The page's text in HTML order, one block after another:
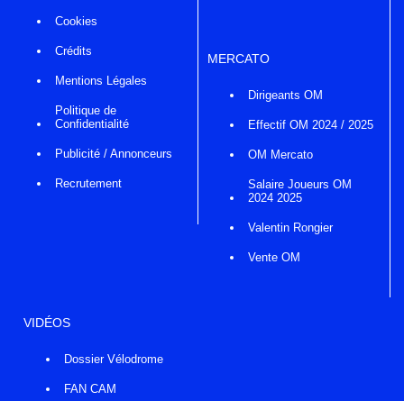
Cookies
Crédits
Mentions Légales
Politique de
Confidentialité
Publicité / Annonceurs
Recrutement
MERCATO
Dirigeants OM
Effectif OM 2024 / 2025
OM Mercato
Salaire Joueurs OM
2024 2025
Valentin Rongier
Vente OM
VIDÉOS
Dossier Vélodrome
FAN CAM